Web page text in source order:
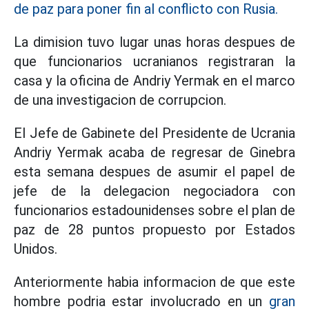
de paz para poner fin al conflicto con Rusia.
La dimision tuvo lugar unas horas despues de
que funcionarios ucranianos registraran la
casa y la oficina de Andriy Yermak en el marco
de una investigacion de corrupcion.
El Jefe de Gabinete del Presidente de Ucrania
Andriy Yermak acaba de regresar de Ginebra
esta semana despues de asumir el papel de
jefe de la delegacion negociadora con
funcionarios estadounidenses sobre el plan de
paz de 28 puntos propuesto por Estados
Unidos.
Anteriormente habia informacion de que este
hombre podria estar involucrado en un gran